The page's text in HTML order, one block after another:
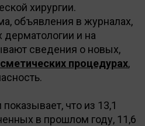
хирургии.
объявления в журналах,
и на
сведения о новых,
процедурах,
что из 13,1
в прошлом году, 11,6